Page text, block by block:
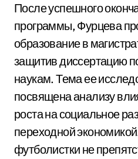
После успешного
программы, Фурцева
образование в
защитив диссертацию
наукам. Тема ее
посвящена анализу
роста на социальное
переходной
футболистки не